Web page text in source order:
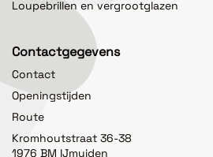
Loupebrillen en vergrootglazen
Contactgegevens
Contact
Openingstijden
Route
Kromhoutstraat 36-38
1976 BM IJmuiden